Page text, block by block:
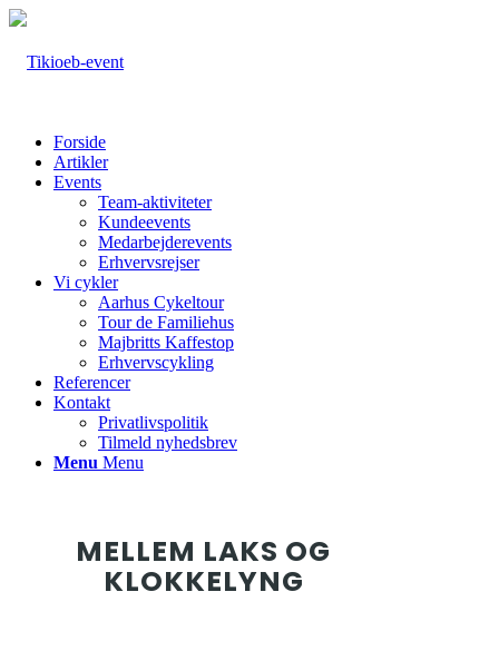
Forside
Artikler
Events
Team-aktiviteter
Kundeevents
Medarbejderevents
Erhvervsrejser
Vi cykler
Aarhus Cykeltour
Tour de Familiehus
Majbritts Kaffestop
Erhvervscykling
Referencer
Kontakt
Privatlivspolitik
Tilmeld nyhedsbrev
Menu Menu
MELLEM LAKS OG
KLOKKELYNG